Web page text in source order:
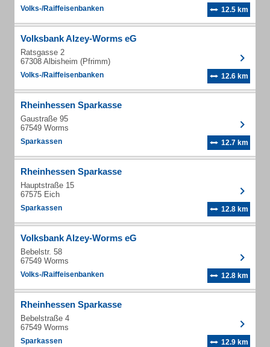
Volks-/Raiffeisenbanken 12.5 km
Volksbank Alzey-Worms eG
Ratsgasse 2
67308 Albisheim (Pfrimm)
Volks-/Raiffeisenbanken 12.6 km
Rheinhessen Sparkasse
Gaustraße 95
67549 Worms
Sparkassen 12.7 km
Rheinhessen Sparkasse
Hauptstraße 15
67575 Eich
Sparkassen 12.8 km
Volksbank Alzey-Worms eG
Bebelstr. 58
67549 Worms
Volks-/Raiffeisenbanken 12.8 km
Rheinhessen Sparkasse
Bebelstraße 4
67549 Worms
Sparkassen 12.9 km